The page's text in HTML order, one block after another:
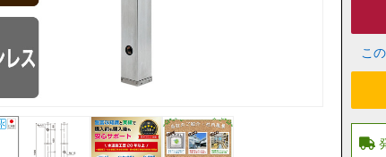
こ